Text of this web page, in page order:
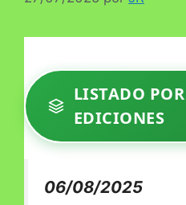
LISTADO POR
EDICIONES
06/08/2025